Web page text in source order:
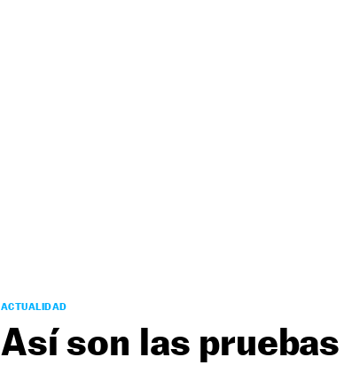
ACTUALIDAD
Así son las